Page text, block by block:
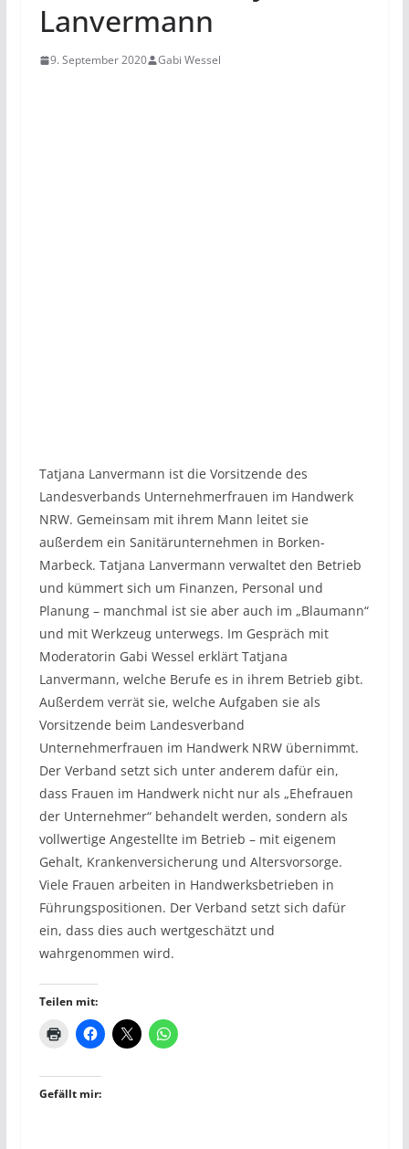
Lanvermann
9. September 2020 Gabi Wessel
Tatjana Lanvermann ist die Vorsitzende des
Landesverbands Unternehmerfrauen im Handwerk
NRW. Gemeinsam mit ihrem Mann leitet sie
außerdem ein Sanitärunternehmen in Borken-
Marbeck. Tatjana Lanvermann verwaltet den Betrieb
und kümmert sich um Finanzen, Personal und
Planung – manchmal ist sie aber auch im „Blaumann“
und mit Werkzeug unterwegs. Im Gespräch mit
Moderatorin Gabi Wessel erklärt Tatjana
Lanvermann, welche Berufe es in ihrem Betrieb gibt.
Außerdem verrät sie, welche Aufgaben sie als
Vorsitzende beim Landesverband
Unternehmerfrauen im Handwerk NRW übernimmt.
Der Verband setzt sich unter anderem dafür ein,
dass Frauen im Handwerk nicht nur als „Ehefrauen
der Unternehmer“ behandelt werden, sondern als
vollwertige Angestellte im Betrieb – mit eigenem
Gehalt, Krankenversicherung und Altersvorsorge.
Viele Frauen arbeiten in Handwerksbetrieben in
Führungspositionen. Der Verband setzt sich dafür
ein, dass dies auch wertgeschätzt und
wahrgenommen wird.
Teilen mit:
Gefällt mir: